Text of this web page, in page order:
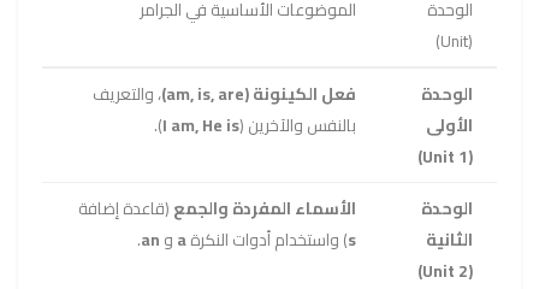
الوحدة
(Unit)
الموضوعات الأساسية في الجرامر
الوحدة
الأولى
(Unit 1)
فعل الكينونة (am, is, are)
، والتعريف
بالنفس والآخرين (I am, He is
).
الوحدة
الثانية
(Unit 2)
الأسماء المفردة والجمع(قاعدة إضافة
s) واستخدام أدوات النكرةaوan
.